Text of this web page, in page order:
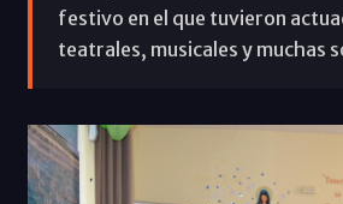
festivo en el que tuvieron
teatrales, musicales y muchas